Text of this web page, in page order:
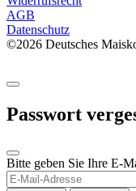
AGB
Datenschutz
©2026 Deutsches
Passwort
Bitte geben Sie Ihre E-